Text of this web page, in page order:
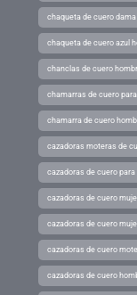
chaqueta de cuero dama
chaqueta de cuero azul
chanclas de cuero
chamarras de cuero
chamarra de cuero
cazadoras moteras de
cazadoras de cuero
cazadoras de cuero
cazadoras de cuero
cazadoras de cuero
cazadoras de cuero